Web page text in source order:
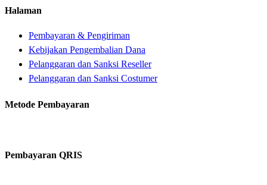
Halaman
Pembayaran & Pengiriman
Kebijakan Pengembalian Dana
Pelanggaran dan Sanksi Reseller
Pelanggaran dan Sanksi Costumer
Metode Pembayaran
Pembayaran QRIS